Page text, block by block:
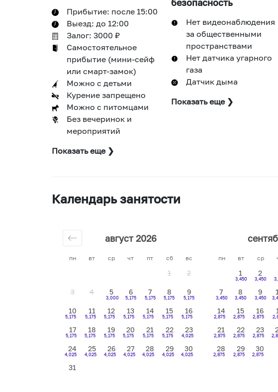
Прибытие: после 15:00
Выезд: до 12:00
Залог: 3000 ₽
Самостоятельное
прибытие (мини-сейф
или смарт-замок)
Можно с детьми
Курение запрещено
Можно с питомцами
Без вечеринок и
мероприятий
Показать еще ❯
безопасность
Нет видеонаблюдения
за общественными
пространствами
Нет датчика угарного
газа
Датчик дыма
Показать еще ❯
Календарь занятости
пн вт ср чт пт сб вс пн вт ср
август 2026
1 2
3 4
3,000
5
5,175
6
5,175
7
5,175
8
5,175
9
5,175
10
5,175
11
5,175
12
5,175
13
5,175
14
5,175
15
5,175
16
5,175
17
5,175
18
5,175
19
5,175
20
5,175
21
5,175
22
4,025
23
4,025
24
4,025
25
4,025
26
4,025
27
4,025
28
4,025
29
4,025
30
31
3,450
1
3,450
2
3,450
7
3,450
8
3,450
9
2,875
14
2,875
15
2,875
16
2,875
21
2,875
22
2,875
23
2,875
28
2,875
29
2,875
30